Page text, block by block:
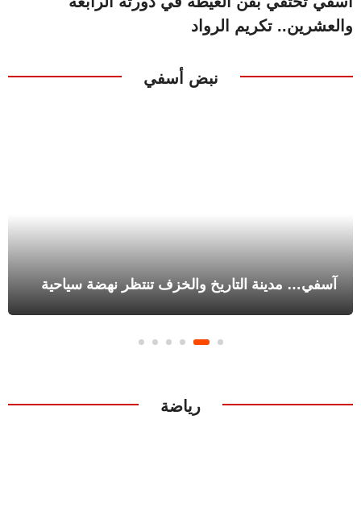
والعشرين.. تكريم الرواد
نبض أسفي
آسفي… مدينة التاريخ والخزف تنتظر نهضة سياحية
رياضة